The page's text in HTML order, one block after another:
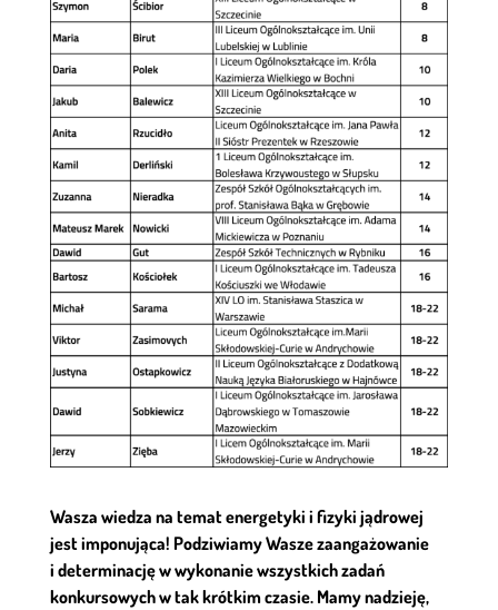
Wasza wiedza na temat energetyki i fizyki jądrowej
jest imponująca! Podziwiamy Wasze zaangażowanie
i determinację w wykonanie wszystkich zadań
konkursowych w tak krótkim czasie. Mamy nadzieję,